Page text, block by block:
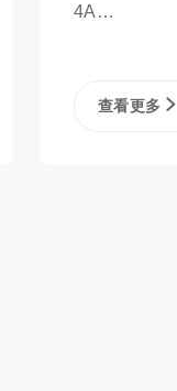
4A
电池开路保护
查看更多